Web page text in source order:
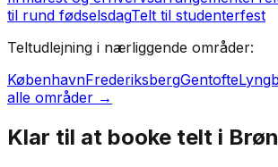
til rund fødselsdagTelt til studenterfest
Teltudlejning i nærliggende områder:
KøbenhavnFrederiksbergGentofte
alle områder →
Klar til at booke telt i